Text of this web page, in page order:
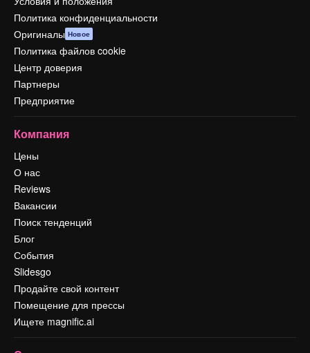
Политика конфиденциальности
Оригиналы Новое
Политика файлов cookie
Центр доверия
Партнеры
Предприятие
Компания
Цены
О нас
Reviews
Вакансии
Поиск тенденций
Блог
События
Slidesgo
Продайте свой контент
Помещение для прессы
Ищете magnific.ai